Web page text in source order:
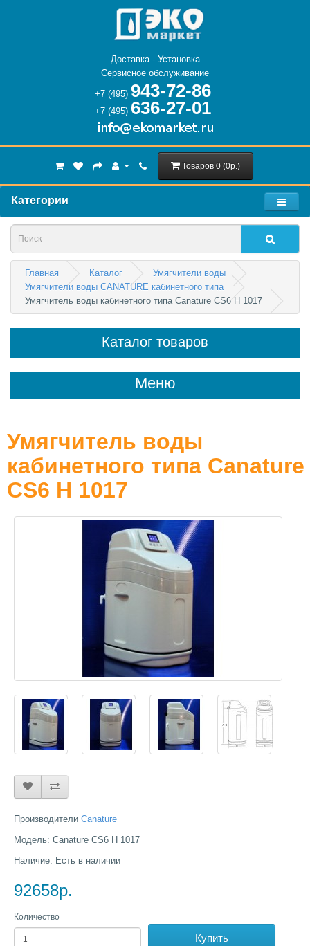
Доставка - Установка
Сервисное обслуживание
+7 (495) 943-72-86
+7 (495) 636-27-01
Товаров 0 (0р.)
Категории
Главная Каталог
Умягчители воды
Умягчители воды CANATURE кабинетного типа
Умягчитель воды кабинетного типа Canature CS6 H 1017
Каталог товаров
Меню
Умягчитель воды
кабинетного типа Canature
CS6 H 1017
Производители Canature
Модель: Canature CS6 H 1017
Наличие: Есть в наличии
92658р.
Количество
Купить